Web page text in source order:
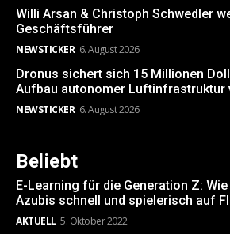
Willi Arsan & Christoph Schwedler
Geschäftsführer
NEWSTICKER 6. August 2026
Dronus sichert sich 15 Millionen
Aufbau autonomer Luftinfrastruktur
NEWSTICKER 6. August 2026
Beliebt
E-Learning für die Generation Z:
Azubis schnell und spielerisch auf
AKTUELL 5. Oktober 2022